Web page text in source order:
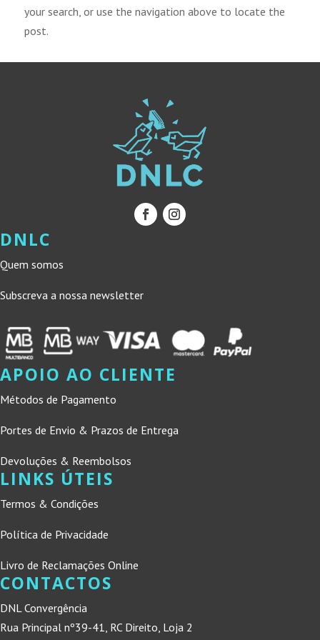
your search, or use the navigation above to locate the
post.
DNLC
Quem somos
Subscreva a nossa newsletter
APOIO AO CLIENTE
Métodos de Pagamento
Portes de Envio & Prazos de Entrega
Devoluções & Reembolsos
LINKS ÚTEIS
Termos & Condições
Política de Privacidade
Livro de Reclamações Online
CONTACTOS
DNL Convergência
Rua Principal nº39-41, RC Direito, Loja 2